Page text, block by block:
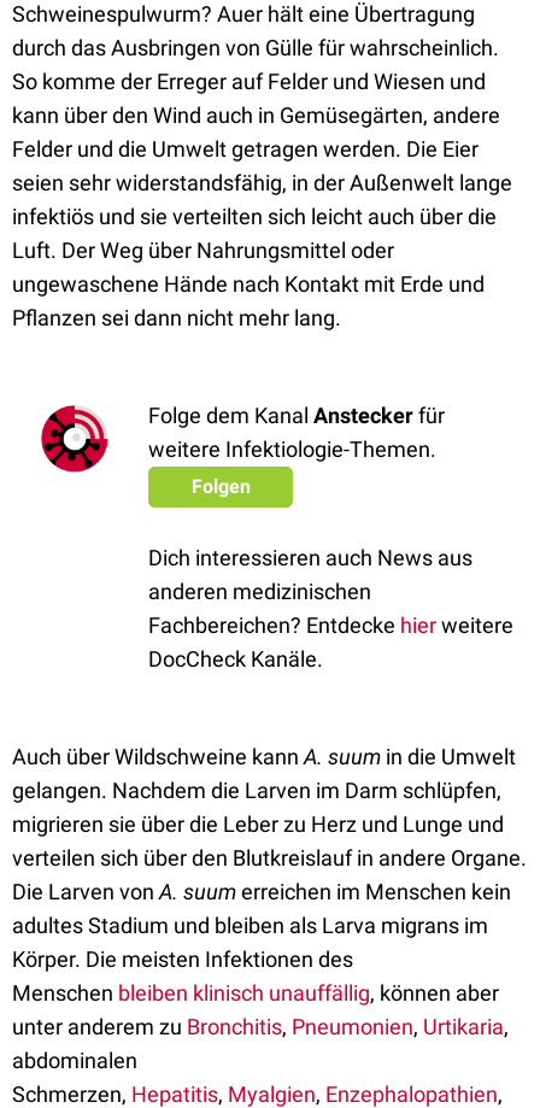
Schweinespulwurm? Auer hält eine Übertragung
durch das Ausbringen von Gülle für wahrscheinlich.
So komme der Erreger auf Felder und Wiesen und
kann über den Wind auch in Gemüsegärten, andere
Felder und die Umwelt getragen werden. Die Eier
seien sehrwiderstandsfähig, in der Außenwelt lange
infektiös und sie verteilten sich leicht auch über die
Luft. Der Weg über Nahrungsmittel oder
ungewaschene Hände nach Kontakt mit Erde und
Pflanzen sei dann nicht mehr lang.
Folge dem Kanal Ansteckerfür
weitere Infektiologie-Themen.
Folgen
Dich interessieren auch News aus
anderen medizinischen
Fachbereichen? Entdecke hierweitere
DocCheck Kanäle.
Auch über Wildschweine kann A. suum in die Umwelt
gelangen. Nachdem die Larven im Darm schlüpfen,
migrieren sie über die Leber zu Herz und Lunge und
verteilen sich über den Blutkreislauf in andere Organe.
Die Larven von A. suumerreichen im Menschen kein
adultes Stadium und bleiben als Larva migrans im
Körper. Die meisten Infektionen des
Menschen bleiben klinisch unauffällig, können aber
unter anderem zu Bronchitis, Pneumonien, Urtikaria,
abdominalen
Schmerzen, Hepatitis, Myalgien, Enzephalopathien,